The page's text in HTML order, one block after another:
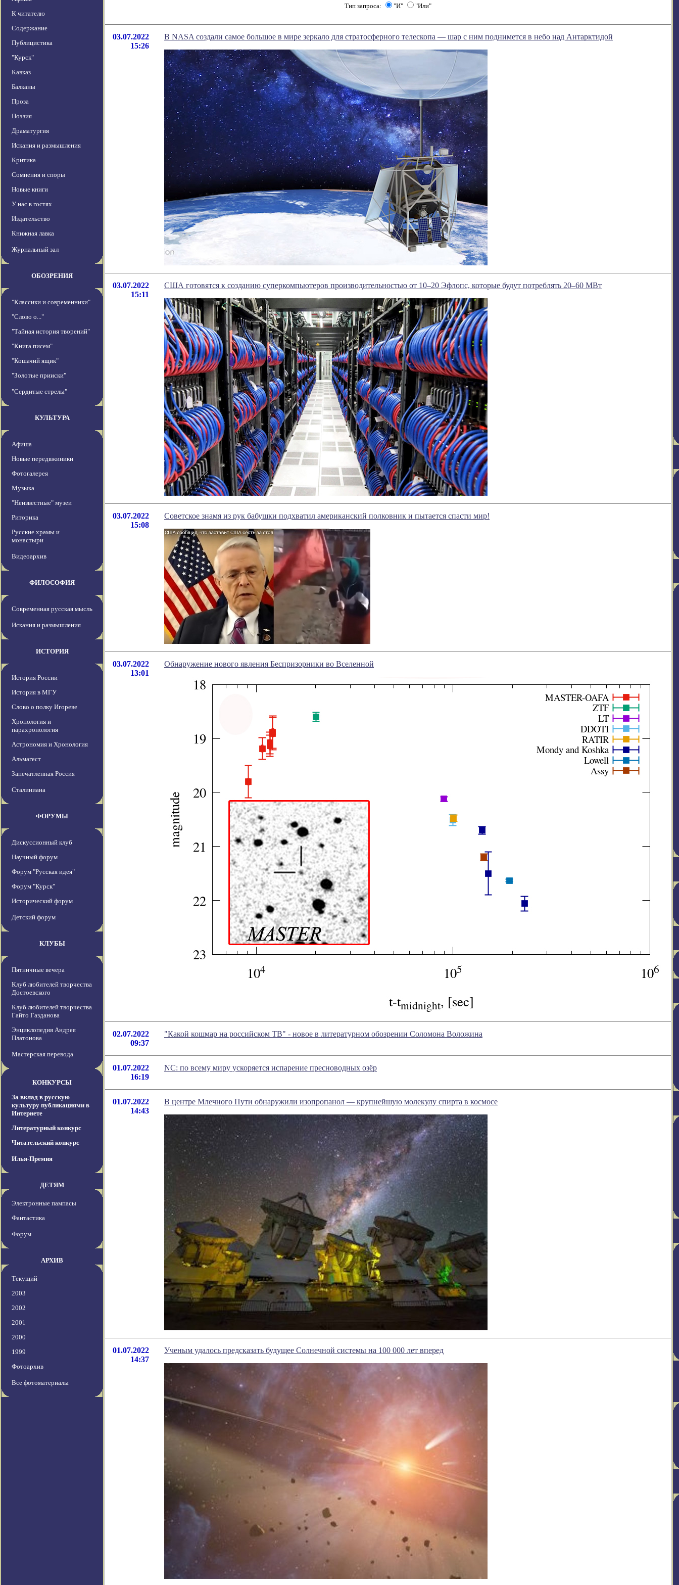
К читателю
Содержание
Публицистика
"Курск"
Кавказ
Балканы
Проза
Поэзия
Драматургия
Искания и размышления
Критика
Сомнения и споры
Новые книги
У нас в гостях
Издательство
Книжная лавка
Журнальный зал
ОБОЗРЕНИЯ
"Классики и современники"
"Слово о..."
"Тайная история творений"
"Книга писем"
"Кошачий ящик"
"Золотые прииски"
"Сердитые стрелы"
КУЛЬТУРА
Афиша
Новые передвжиники
Фотогалерея
Музыка
"Неизвестные" музеи
Риторика
Русские храмы и
монастыри
Видеоархив
ФИЛОСОФИЯ
Современная русская мысль
Искания и размышления
ИСТОРИЯ
История России
История в МГУ
Слово о полку Игореве
Хронология и
парахронология
Астрономия и Хронология
Альмагест
Запечатленная Россия
Сталиниана
ФОРУМЫ
Дискуссионный клуб
Научный форум
Форум "Русская идея"
Форум "Курск"
Исторический форум
Детский форум
КЛУБЫ
Пятничные вечера
Клуб любителей творчества
Достоевского
Клуб любителей творчества
Гайто Газданова
Энциклопедия Андрея
Платонова
Мастерская перевода
КОНКУРСЫ
За вклад в русскую
культуру публикациями в
Интернете
Литературный конкурс
Читательский конкурс
Илья-Премия
ДЕТЯМ
Электронные пампасы
Фантастика
Форум
АРХИВ
Текущий
2003
2002
2001
2000
1999
Фотоархив
Все фотоматериалы
Тип запроса: "И" "Или"
03.07.2022
15:26
В NASA создали самое большое в мире зеркало для стратосферного телескопа — шар с ним поднимется в небо над Антарктидой
03.07.2022
15:11
США готовятся к созданию суперкомпьютеров производительностью от 10–20 Эфлопс, которые будут потреблять 20–60 МВт
03.07.2022
15:08
Советское знамя из рук бабушки подхватил американский полковник и пытается спасти мир!
03.07.2022
13:01
Обнаружение нового явления Беспризорники во Вселенной
02.07.2022
09:37
"Какой кошмар на российском ТВ" - новое в литературном обозрении Соломона Воложина
01.07.2022
16:19
NC: по всему миру ускоряется испарение пресноводных озёр
01.07.2022
14:43
В центре Млечного Пути обнаружили изопропанол — крупнейшую молекулу спирта в космосе
01.07.2022
14:37
Ученым удалось предсказать будущее Солнечной системы на 100 000 лет вперед